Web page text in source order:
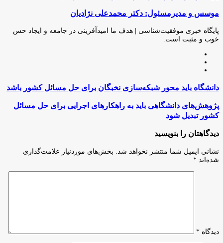
از
ایمیل
موسس و مدیرمسئول: دکتر محمدعلی نژادیان
پایگاه خبری موفقیت‌شناسی | هدف ما امیدآفرینی در جامعه و ایجاد حس
خوب و مثبت است.
دانشگاه
محور
شبکه‌سازی
نخبگان
برای
حل
کشور
باشد
دانشگاه باید محور شبکه‌سازی نخبگان برای حل مسائل کشور باشد
پژوهش‌های
دانشگاهی
باید
راهکارهای
اجرایی
برای
حل
پژوهش‌های دانشگاهی باید به راهکارهای اجرایی برای حل مسائل
کشور تبدیل شود
دیدگاهتان را بنویسید
نشانی ایمیل شما منتشر نخواهد شد.
بخش‌های موردنیاز علامت‌گذاری
شده‌اند *
دیدگاه *